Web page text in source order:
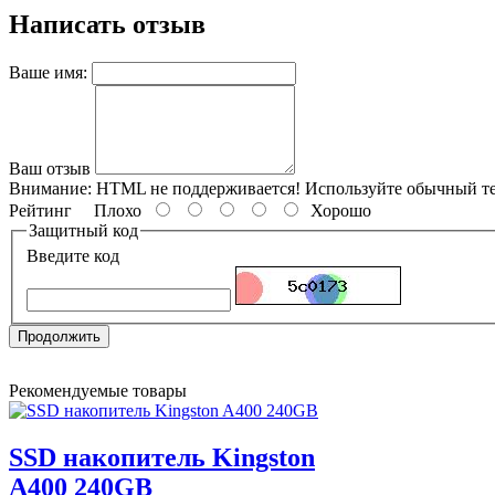
Написать отзыв
Ваше имя:
Ваш отзыв
Внимание: HTML не поддерживается! Используйте обычный
Рейтинг Плохо
Хорошо
Защитный код
Введите код
Продолжить
Рекомендуемые товары
SSD накопитель Kingston
A400 240GB